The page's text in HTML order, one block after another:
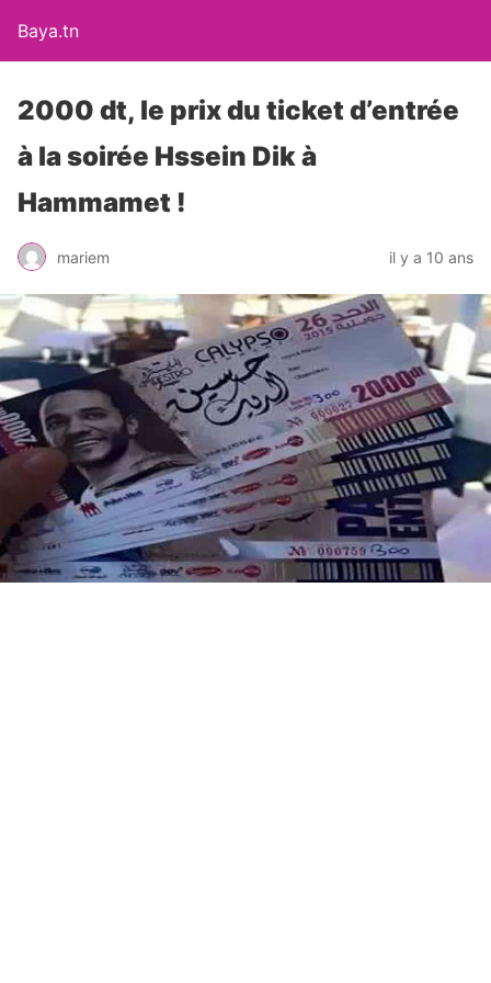
Baya.tn
2000 dt, le prix du ticket d’entrée
à la soirée Hssein Dik à
Hammamet !
mariem il y a 10 ans